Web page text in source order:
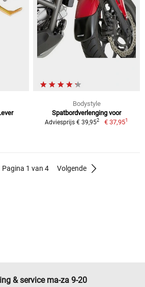
Bodystyle
Spatbordverlenging voor
Adviesprijs € 39,952 € 37,951
Pagina 1 van 4 Volgende
& service ma-za 9-20